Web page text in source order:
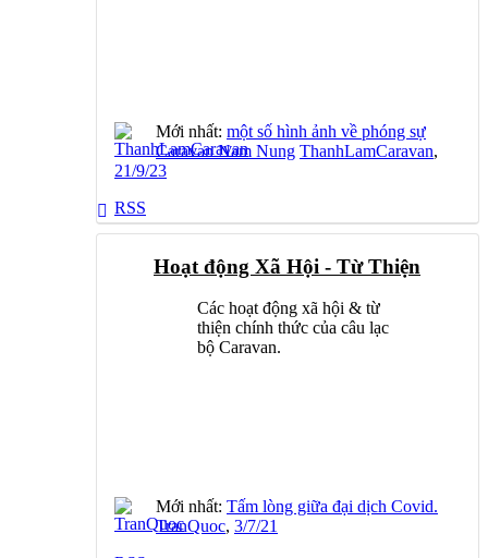
Mới nhất: một số hình ảnh về phóng sự
Caravan Nam Nung ThanhLamCaravan,
21/9/23
RSS
Hoạt động Xã Hội - Từ Thiện
Các hoạt động xã hội & từ
thiện chính thức của câu lạc
bộ Caravan.
Mới nhất: Tấm lòng giữa đại dịch Covid.
TranQuoc, 3/7/21